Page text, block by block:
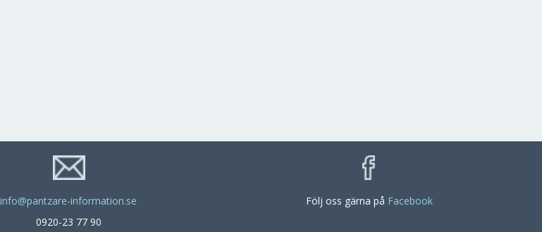
info@pantzare-information.se
0920-23 77 90
Följ oss gärna på Facebook